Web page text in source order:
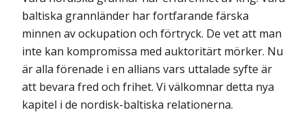
baltiska grannländer har fortfarande färska
minnen av ockupation och förtryck. De vet att man
inte kan kompromissa med auktoritärt mörker. Nu
är alla förenade i en allians vars uttalade syfte är
att bevara fred och frihet. Vi välkomnar detta nya
kapitel i de nordisk-baltiska relationerna.